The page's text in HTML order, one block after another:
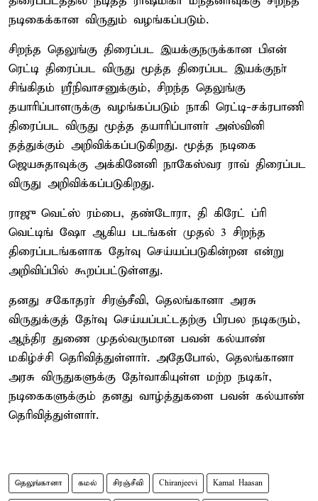
நடிகைக்கான விருதும் வழங்கப்படும்.
சிறந்த தெலுங்கு திரைப்பட இயக்குநருக்கான பிஎன்
ரெட்டி திரைப்பட விருது மூத்த திரைப்பட இயக்குநா்
சிங்கிதம் ஸ்ரீநிவாசனுக்கும், சிறந்த தெலுங்கு
தயாரிப்பாளருக்கு வழங்கப்படும் நாகி ரெட்டி-சக்ரபாணி
திரைப்பட விருது மூத்த தயாரிப்பாளா் அஸ்வினி
தத்துக்கும் அறிவிக்கப்படுகிறது. மூத்த நடிகை
ஜெயசுதாவுக்கு அக்கினேனி நாகேஸ்வர ராவ் திரைப்பட
விருது அறிவிக்கப்படுகிறது.
ராஜு வெட்ஸ் ரம்பை, தண்டோரா, தி கிரேட் ப்ரி
வெட்டிங் ஷோ ஆகிய படங்கள் முதல் 3 சிறந்த
திரைப்படங்களாக தோ்வு செய்யப்படுகின்றன என்று
அறிவிப்பில் கூறப்பட்டுள்ளது.
தனது சகோதரா் சிரஞ்சீவி, தெலங்கானா அரசு
விருதுக்குத் தோ்வு செய்யப்பட்டதற்கு பிரபல நடிகரும்,
ஆந்திர துணை முதல்வருமான பவன் கல்யாண்
மகிழ்ச்சி தெரிவித்துள்ளாா். அதேபோல், தெலங்கானா
அரசு விருதுகளுக்கு தோ்வாகியுள்ள மற்ற நடிகா்,
நடிகைகளுக்கும் தனது வாழ்த்துகளை பவன் கல்யாண்
தெரிவித்துள்ளாா்.
தெலுங்கானா கமல் சிரஞ்சீவி Chiranjeevi Kamal Haasan